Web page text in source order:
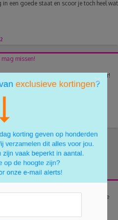
een goede staat en scoor je toch heel wat
2
missen!
naar de must-haves van dit najaar!
en stoere laarzen, we zetten vier
U krijgt dan de mogelijk om uw reactie
×